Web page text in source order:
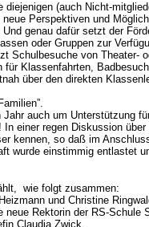
(auch Nicht-
Perspektiven und
genau dafür setzt der
oder Gruppen zur
Schulbesuche von Theater-
Klassenfahrten,
über den direkten
auch um Unterstützung
In einer regen Diskussion
kennen, so daß im
wurde einstimmig entlastet
wie folgt zusammen:
und Christine
Rektorin der RS-Schule
Claudia Zwick.